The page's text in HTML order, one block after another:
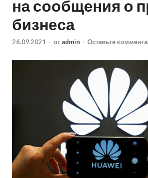
на сообщения о
бизнеса
26.09.2021 - от admin - Оставьте